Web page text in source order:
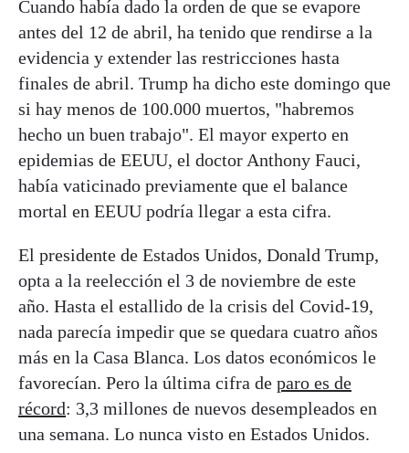
Cuando había dado la orden de que se evapore
antes del 12 de abril, ha tenido que rendirse a la
evidencia y extender las restricciones hasta
finales de abril. Trump ha dicho este domingo que
si hay menos de 100.000 muertos, "habremos
hecho un buen trabajo". El mayor experto en
epidemias de EEUU, el doctor Anthony Fauci,
había vaticinado previamente que el balance
mortal en EEUU podría llegar a esta cifra.
El presidente de Estados Unidos, Donald Trump,
opta a la reelección el 3 de noviembre de este
año. Hasta el estallido de la crisis del Covid-19,
nada parecía impedir que se quedara cuatro años
más en la Casa Blanca. Los datos económicos le
favorecían. Pero la última cifra de paro es de
récord: 3,3 millones de nuevos desempleados en
una semana. Lo nunca visto en Estados Unidos.